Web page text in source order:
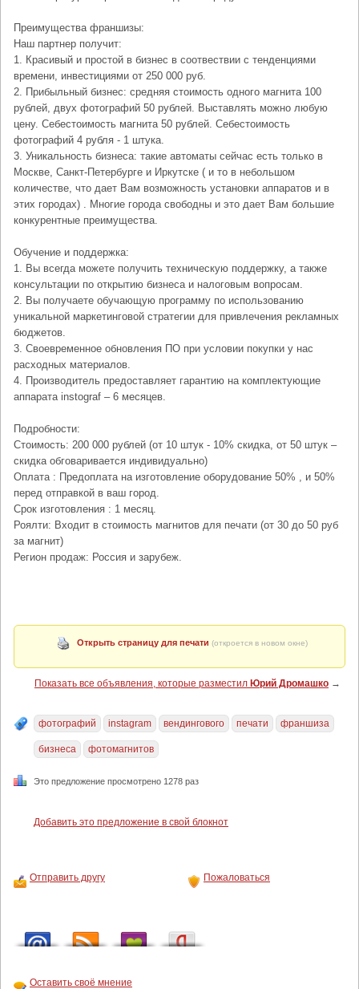
Преимущества франшизы:
Наш партнер получит:
1. Красивый и простой в бизнес в соотвествии с тенденциями
времени, инвестициями от 250 000 руб.
2. Прибыльный бизнес: средняя стоимость одного магнита 100
рублей, двух фотографий 50 рублей. Выставлять можно любую
цену. Себестоимость магнита 50 рублей. Себестоимость
фотографий 4 рубля - 1 штука.
3. Уникальность бизнеса: такие автоматы сейчас есть только в
Москве, Санкт-Петербурге и Иркутске ( и то в небольшом
количестве, что дает Вам возможность установки аппаратов и в
этих городах) . Многие города свободны и это дает Вам большие
конкурентные преимущества.
Обучение и поддержка:
1. Вы всегда можете получить техническую поддержку, а также
консультации по открытию бизнеса и налоговым вопросам.
2. Вы получаете обучающую программу по использованию
уникальной маркетинговой стратегии для привлечения рекламных
бюджетов.
3. Своевременное обновления ПО при условии покупки у нас
расходных материалов.
4. Производитель предоставляет гарантию на комплектующие
аппарата instograf – 6 месяцев.
Подробности:
Стоимость: 200 000 рублей (от 10 штук - 10% скидка, от 50 штук –
скидка обговаривается индивидуально)
Оплата : Предоплата на изготовление оборудование 50% , и 50%
перед отправкой в ваш город.
Срок изготовления : 1 месяц.
Роялти: Входит в стоимость магнитов для печати (от 30 до 50 руб
за магнит)
Регион продаж: Россия и зарубеж.
Открыть страницу для печати (откроется в новом окне)
Показать все объявления, которые разместил Юрий Дромашко →
фотографий instagram вендингового печати франшиза
бизнеса фотомагнитов
Это предложение просмотрено 1278 раз
Добавить это предложение в свой блокнот
Отправить другу Пожаловаться
Оставить своё мнение